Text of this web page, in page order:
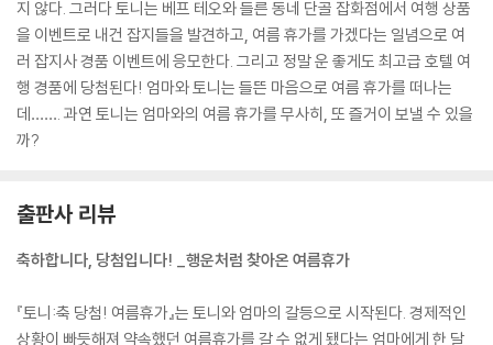
지 않다. 그러다 토니는 베프 테오와 들른 동네 단골 잡화점에서 여행 상품
을 이벤트로 내건 잡지들을 발견하고, 여름 휴가를 가겠다는 일념으로 여
러 잡지사 경품 이벤트에 응모한다. 그리고 정말 운 좋게도 최고급 호텔 여
행 경품에 당첨된다! 엄마와 토니는 들뜬 마음으로 여름 휴가를 떠나는
데……. 과연 토니는 엄마와의 여름 휴가를 무사히, 또 즐거이 보낼 수 있을
까?
출판사 리뷰
축하합니다, 당첨입니다! _행운처럼 찾아온 여름휴가
『토니:축 당첨! 여름휴가』는 토니와 엄마의 갈등으로 시작된다. 경제적인
상황이 빠듯해져 약속했던 여름휴가를 갈 수 없게 됐다는 엄마에게 한 달